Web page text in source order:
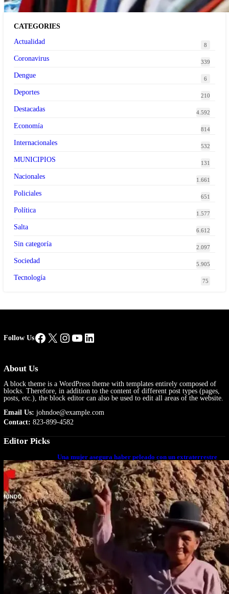
CATEGORIES
Actualidad
8
Coronavirus 339
Dengue 6
Deportes 210
Destacadas 4.592
Economía 814
Internacionales 532
MUNICIPIOS 131
Nacionales 1.661
Policiales 651
Política 1.577
Salta 6.612
Sin categoría 2.097
Sociedad 5.905
Tecnología 75
Follow UsFacebook
X Instagram
YouTube
LinkedIn
About Us
A block theme is a WordPress theme with templates entirely composed of
blocks. Therefore, in addition to the content of different post types (pages,
posts, etc.), the block editor can also be used to edit all areas of the website.
Email Us: johndoe@example.com
Contact: 823-899-4582
Editor Picks
Una mujer asegura haber peleado con un extraterrestre
cuerpo a cuerpo